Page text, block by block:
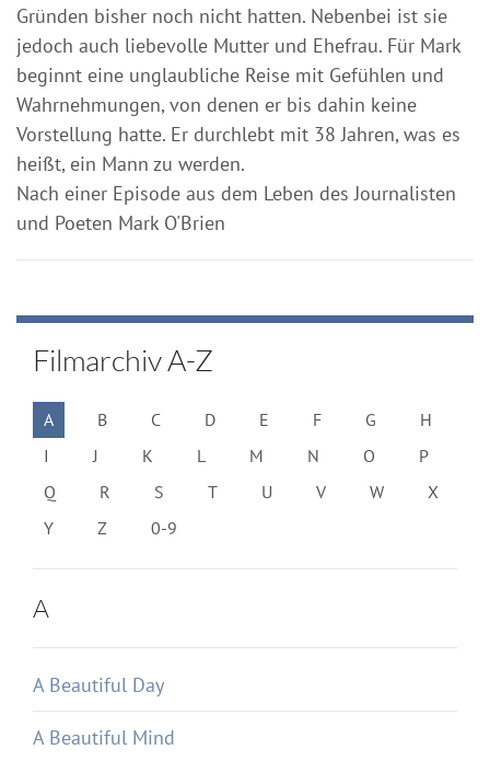
Gründen bisher noch nicht hatten. Nebenbei ist sie
jedoch auch liebevolle Mutter und Ehefrau. Für Mark
beginnt eine unglaubliche Reise mit Gefühlen und
Wahrnehmungen, von denen er bis dahin keine
Vorstellung hatte. Er durchlebt mit 38 Jahren, was es
heißt, ein Mann zu werden.
Nach einer Episode aus dem Leben des Journalisten
und Poeten Mark O'Brien
Filmarchiv A-Z
A B C D E F G
H
I
J K L M N O
P
Q
R S T U V W
X
Y
Z 0-9
A
A Beautiful Day
A Beautiful Mind